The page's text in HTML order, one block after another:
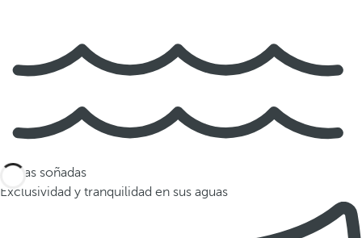
Playas soñadas
Exclusividad y tranquilidad en sus aguas